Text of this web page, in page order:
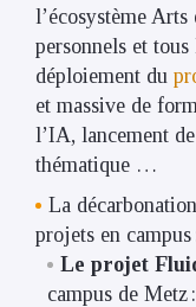
l’écosystème
personnels et
déploiement du
et massive de
l’IA, lancement
thématique …
La
projets en campus
Le projet
campus de Metz